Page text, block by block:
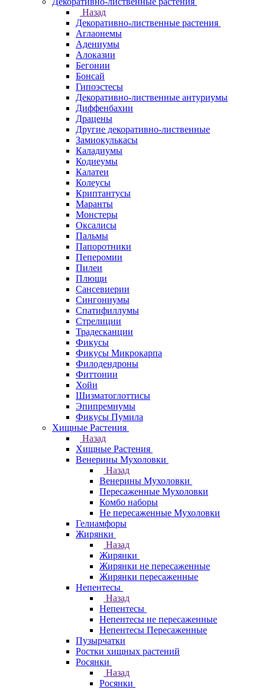
Назад
Декоративно-лиственные растения
Аглаонемы
Адениумы
Алоказии
Бегонии
Бонсай
Гипоэстесы
Декоративно-лиственные антуриумы
Диффенбахии
Драцены
Другие декоративно-лиственные
Замиокулькасы
Каладиумы
Кодиеумы
Калатеи
Колеусы
Криптантусы
Маранты
Монстеры
Оксалисы
Пальмы
Папоротники
Пеперомии
Пилеи
Плющи
Сансевиерии
Сингониумы
Спатифиллумы
Стрелиции
Традесканции
Фикусы
Фикусы Микрокарпа
Филодендроны
Фиттонии
Хойи
Шизматоглоттисы
Эпипремнумы
Фикусы Пумила
Хищные Растения
Назад
Хищные Растения
Венерины Мухоловки
Назад
Венерины Мухоловки
Пересаженные Мухоловки
Комбо наборы
Не пересаженные Мухоловки
Гелиамфоры
Жирянки
Назад
Жирянки
Жирянки не пересаженные
Жирянки пересаженные
Непентесы
Назад
Непентесы
Непентесы не пересаженные
Непентесы Пересаженные
Пузырчатки
Ростки хищных растений
Росянки
Назад
Росянки